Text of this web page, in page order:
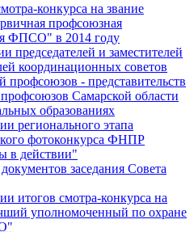
конкурса на звание
профсоюзная
ФПСО" в 2014 году
председателей и заместителей
координационных советов
профсоюзов - представительств
Самарской области
образованиях
регионального этапа
фотоконкурса ФНПР
в действии"
заседания Совета
итогов смотра-конкурса на
уполномоченный по охране